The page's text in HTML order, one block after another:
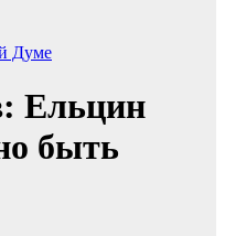
Думе
Ельцин
быть